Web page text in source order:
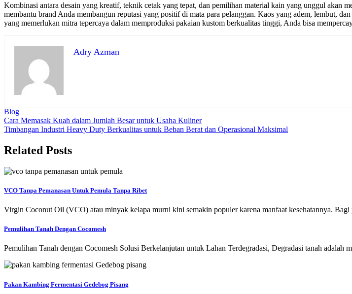
Kombinasi antara desain yang kreatif, teknik cetak yang tepat, dan pemilihan material kain yang unggul akan
membantu brand Anda membangun reputasi yang positif di mata para pelanggan. Kaos yang adem, lembut,
yang memerlukan mitra tepercaya dalam memproduksi pakaian kustom berkualitas tinggi, Anda bisa
Adry Azman
Blog
Navigasi
pos
Cara Memasak Kuah dalam Jumlah Besar untuk Usaha Kuliner
Timbangan Industri Heavy Duty Berkualitas untuk Beban Berat dan Operasional Maksimal
Related Posts
VCO Tanpa Pemanasan Untuk Pemula Tanpa Ribet
Virgin Coconut Oil (VCO) atau minyak kelapa murni kini semakin populer karena manfaat kesehatannya.
Pemulihan Tanah Dengan Cocomesh
Pemulihan Tanah dengan Cocomesh Solusi Berkelanjutan untuk Lahan Terdegradasi, Degradasi tanah
Pakan Kambing Fermentasi Gedebog Pisang